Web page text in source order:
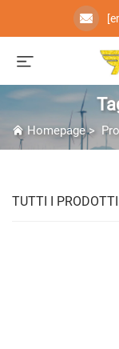
Homepage>
TUTTI I PRODOTTI